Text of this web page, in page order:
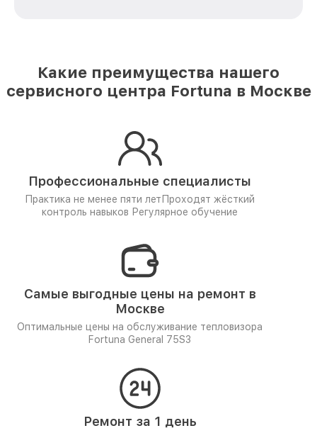
Какие преимущества нашего
сервисного центра Fortuna в Москве
Профессиональные специалисты
Практика не менее пяти лет Проходят жёсткий
контроль навыков Регулярное обучение
Самые выгодные цены на ремонт в
Москве
Оптимальные цены на обслуживание тепловизора
Fortuna General 75S3
Ремонт за 1 день